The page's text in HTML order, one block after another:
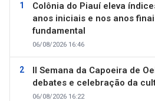
Colônia do Piauí eleva
anos iniciais e nos anos
fundamental
06/08/2026 16:46
II Semana da Capoeira de
debates e celebração da
06/08/2026 16:22